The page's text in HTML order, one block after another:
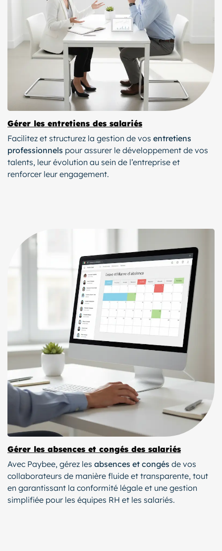
Gérer les entretiens des salariés
Facilitez et structurez la gestion de vos entretiens
professionnels pour assurer le développement de vos
talents, leur évolution au sein de l’entreprise et
renforcer leur engagement.
Gérer les absences et congés des salariés
Avec Paybee, gérez les absences et congés de vos
collaborateurs de manière fluide et transparente, tout
en garantissant la conformité légale et une gestion
simplifiée pour les équipes RH et les salariés.